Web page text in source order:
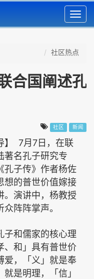
社区热点
合国阐述孔
社区 新闻
7月 7 日，在联
著名孔子研究专
孔子传》作者杨佐
想的普世价值嫁接
。演讲中，杨教授
阵阵掌声。
子和儒家的核心理
、和」具有普世价
爱，「义」就是奉
是明理，「信」